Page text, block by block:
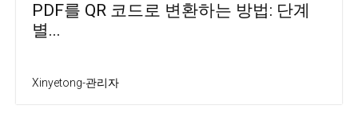
PDF를 QR 코드로 변환하는 방법: 단계
별...
Xinyetong-관리자